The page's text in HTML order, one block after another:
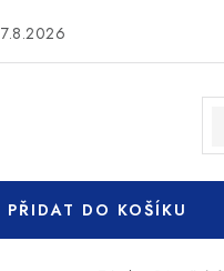
7.8.2026
PŘIDAT DO KOŠÍKU